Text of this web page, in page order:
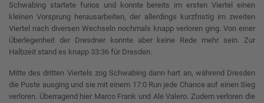
Schwabing startete furios und konnte bereits im ersten Viertel einen
kleinen Vorsprung herausarbeiten, der allerdings kurzfristig im zweiten
Viertel nach diversen Wechseln nochmals knapp verloren ging. Von einer
Überlegenheit der Dresdner konnte aber keine Rede mehr sein. Zur
Halbzeit stand es knapp 33:36 für Dresden.
Mitte des dritten Viertels zog Schwabing dann hart an, während Dresden
die Puste ausging und sie mit einem 17:0 Run jede Chance auf einen Sieg
verloren. Überragend hier Marco Frank und Ale Valero. Zudem verloren die